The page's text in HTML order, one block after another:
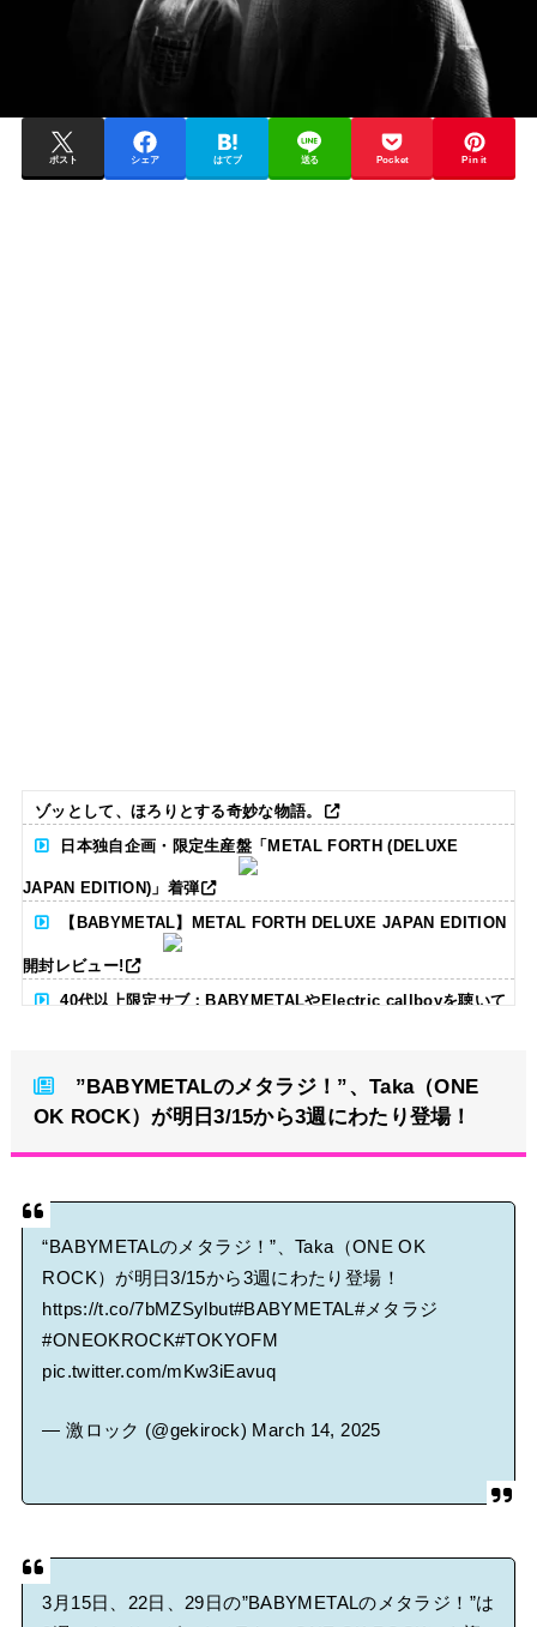
ポスト シェア はてブ 送る Pocket Pin it
ゾッとして、ほろりとする奇妙な物語。
日本独自企画・限定生産盤「METAL FORTH (DELUXE
JAPAN EDITION)」着弾
【BABYMETAL】METAL FORTH DELUXE JAPAN EDITION
開封レビュー!
40代以上限定サブ：BABYMETALやElectric callboyを聴いて
BABYMETAL「CANNONBALL外伝」グッズ販売決定
Powered by livedoor 相互RSS
”BABYMETALのメタラジ！”、Taka（ONE
OK ROCK）が明日3/15から3週にわたり登場！
“BABYMETALのメタラジ！”、Taka（ONE OK
ROCK）が明日3/15から3週にわたり登場！
https://t.co/7bMZSylbut#BABYMETAL#メタラジ
#ONEOKROCK#TOKYOFM
pic.twitter.com/mKw3iEavuq
— 激ロック (@gekirock) March 14, 2025
3月15日、22日、29日の”BABYMETALのメタラジ！”は